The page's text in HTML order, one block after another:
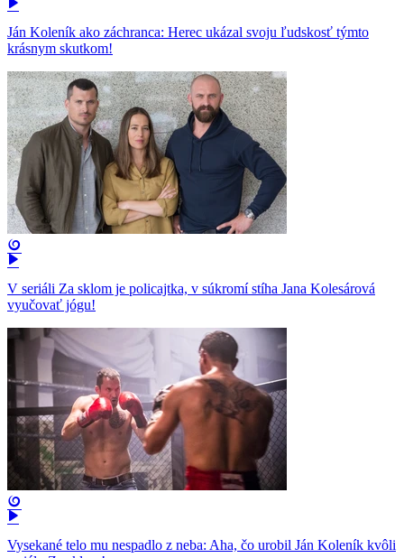
Ján Koleník ako záchranca: Herec ukázal svoju ľudskosť týmto
krásnym skutkom!
V seriáli Za sklom je policajtka, v súkromí stíha Jana Kolesárová
vyučovať jógu!
Vysekané telo mu nespadlo z neba: Aha, čo urobil Ján Koleník kvôli